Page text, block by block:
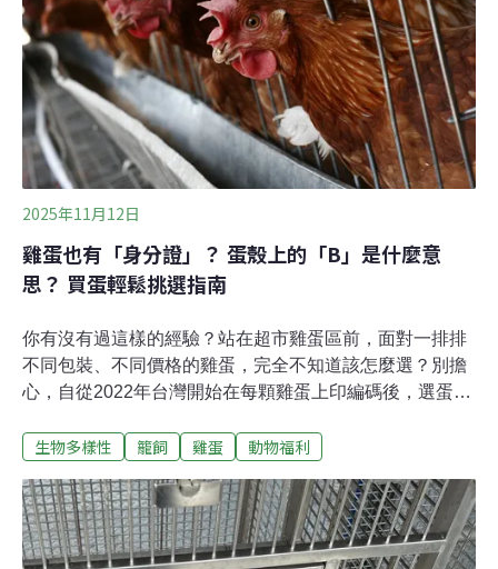
試所恆春研究中心及畜試所南區分所召開專案會議。墾管
處表示，會議決議採取「即時清查改善」與「設施全面升
級」雙軌併行的應變策略，將全面推動轉型為金屬菱形鐵
絲網，並在高位珊瑚礁等特殊地形精進圍網架設標準，確
保生態保育與實務需求達成最佳平衡。（自由
2025年11月12日
雞蛋也有「身分證」？ 蛋殼上的「B」是什麼意
思？ 買蛋輕鬆挑選指南
你有沒有過這樣的經驗？站在超市雞蛋區前，面對一排排
不同包裝、不同價格的雞蛋，完全不知道該怎麼選？別擔
心，自從2022年台灣開始在每顆雞蛋上印編碼後，選蛋其
證」，讓你買蛋不再霧煞煞。為什麼要選動福蛋？2012
富籠飼雞蛋，為了落實更好的動物福利，2023年底歐盟再
推新法，目標在2027年完全淘汰籠飼畜牧，而德國、奧地
利、盧森堡等國家也已主動嚴格禁止籠飼。對比歐盟的動
生物多樣性 籠飼 雞蛋 動物福利